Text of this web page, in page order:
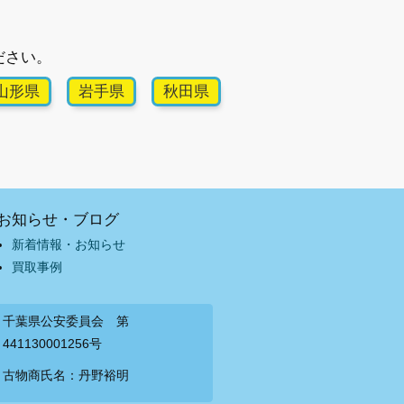
い。
形県
岩手県 秋田県
知らせ・ブログ
新着情報・お知らせ
買取事例
千葉県公安委員会 第
441130001256号
古物商氏名：丹野裕明